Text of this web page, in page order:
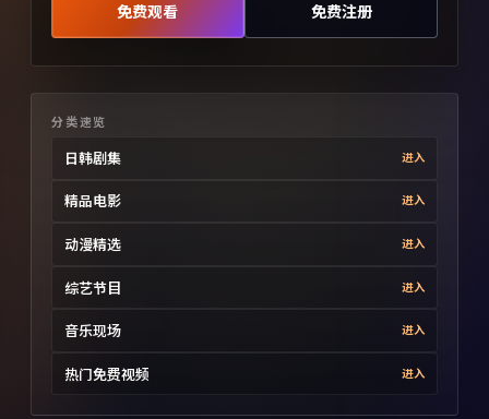
免费观看 免费注册
分类速览
日韩剧集 进入
精品电影 进入
动漫精选 进入
综艺节目 进入
音乐现场 进入
热门免费视频 进入